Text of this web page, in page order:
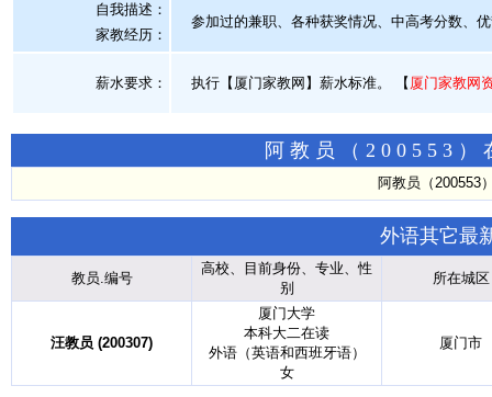
自我描述：
家教经历：
参加过的兼职、各种获奖情况、中高考分数、
薪水要求： 执行【厦门家教网】薪水标准。 【 厦门家教网
阿教员（200553）
阿教员（200553
外语其它最
教员.编号
高校、目前身份、专业、性
别
所在城区
汪教员 (200307)
厦门大学
本科大二在读
外语（英语和西班牙语）
女
厦门市